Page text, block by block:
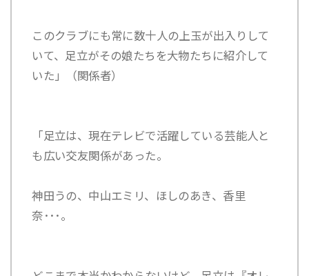
このクラブにも常に数十人の上玉が出入りして
いて、足立がその娘たちを大物たちに紹介して
いた」（関係者）
「足立は、現在テレビで活躍している芸能人と
も広い交友関係があった。
神田うの、中山エミリ、ほしのあき、香里
奈･･･。